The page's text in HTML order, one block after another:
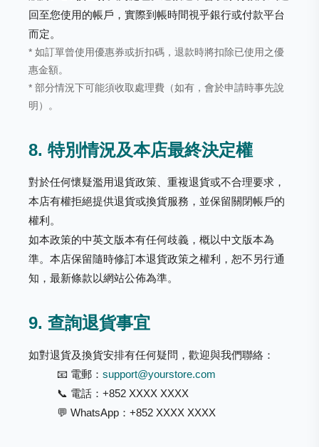
回至您使用的帳戶，實際到帳時間視乎銀行或付款平台
而定。
* 如訂單曾使用優惠券或折扣碼，退款時將扣除已使用之優
惠金額。
* 部分情況下可能須收取處理費（如有，會於申請時事先說
明）。
8. 特別情況及本店最終決定權
對於任何懷疑濫用退貨政策、重複退貨或不合理要求，
本店有權拒絕提供退貨或換貨服務，並保留關閉帳戶的
權利。
如本政策的中英文版本有任何歧義，概以中文版本為
準。本店保留隨時修訂本退貨政策之權利，恕不另行通
知，最新條款以網站公佈為準。
9. 查詢退貨事宜
如對退貨及換貨安排有任何疑問，歡迎與我們聯絡：
📧 電郵： support@yourstore.com
📞 電話：+852 XXXX XXXX
💬 WhatsApp：+852 XXXX XXXX